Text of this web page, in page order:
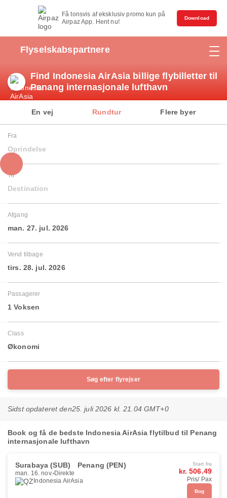
Få tonsvis af eksklusiv promo kun på
Airpaz App. Hent nu!
Download
Flyselskabspartnere
Find Indonesia AirAsia billige flybilletter til
Penang internasjonale lufthavn
En vej Rundtur Flere byer
Fra
Oprindelse
Til
Destination
Afgang
man. 27. jul. 2026
Vend tilbage
tirs. 28. jul. 2026
Passagerer
1 Voksen
Class
Økonomi
Søg efter flyrejser
Sidst opdateret den25. juli 2026 kl. 21.04 GMT+0
Book og få de bedste Indonesia AirAsia flytilbud til Penang
internasjonale lufthavn
Surabaya (SUB) Penang (PEN)
man. 16. nov. Direkte
Indonesia AirAsia
Start fra
kr. 506.49
Pris/ Pax
Bog